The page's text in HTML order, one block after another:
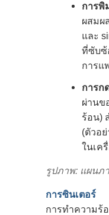
การพิ
ผสมผ
และ
ที่ซับซ้
การแ
การก
ผ่านข
ร้อน)
(ตัวอ
ในเค
รูปภาพ: แผนภ
การซินเตอร์
การทําความร้